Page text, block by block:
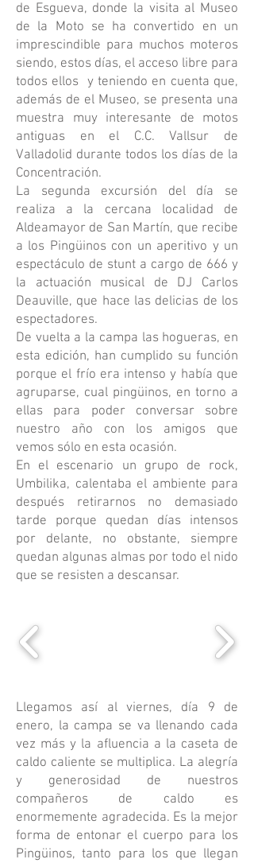
de Esgueva, donde la visita al Museo
de la Moto se ha convertido en un
imprescindible para muchos moteros
siendo, estos días, el acceso libre para
todos ellos y teniendo en cuenta que,
además de el Museo, se presenta una
muestra muy interesante de motos
antiguas en el C.C. Vallsur de
Valladolid durante todos los días de la
Concentración.
La segunda excursión del día se
realiza a la cercana localidad de
Aldeamayor de San Martín, que recibe
a los Pingüinos con un aperitivo y un
espectáculo de stunt a cargo de 666 y
la actuación musical de DJ Carlos
Deauville, que hace las delicias de los
espectadores.
De vuelta a la campa las hogueras, en
esta edición, han cumplido su función
porque el frío era intenso y había que
agruparse, cual pingüinos, en torno a
ellas para poder conversar sobre
nuestro año con los amigos que
vemos sólo en esta ocasión.
En el escenario un grupo de rock,
Umbilika, calentaba el ambiente para
después retirarnos no demasiado
tarde porque quedan días intensos
por delante, no obstante, siempre
quedan algunas almas por todo el nido
que se resisten a descansar.
Llegamos así al viernes, día 9 de
enero, la campa se va llenando cada
vez más y la afluencia a la caseta de
caldo caliente se multiplica. La alegría
y generosidad de nuestros
compañeros de caldo es
enormemente agradecida. Es la mejor
forma de entonar el cuerpo para los
Pingüinos, tanto para los que llegan